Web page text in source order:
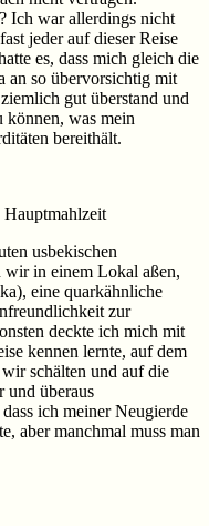
Ich war allerdings nicht
jeder auf dieser Reise
es, dass mich gleich die
an so übervorsichtig mit
gut überstand und
können, was mein
bereithält.
Hauptmahlzeit
usbekischen
wir in einem Lokal aßen,
eine quarkähnliche
zur
deckte ich mich mit
kennen lernte, auf dem
schälten und auf die
und überaus
ich meiner Neugierde
aber manchmal muss man